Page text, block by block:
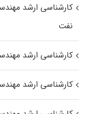
کارشناسی ارشد
نفت
کارشناسی ارشد
کارشناسی ارشد